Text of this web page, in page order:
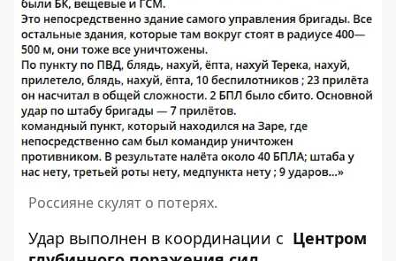
Россияне скулят о потерях.
Удар выполнен в координации с Центром